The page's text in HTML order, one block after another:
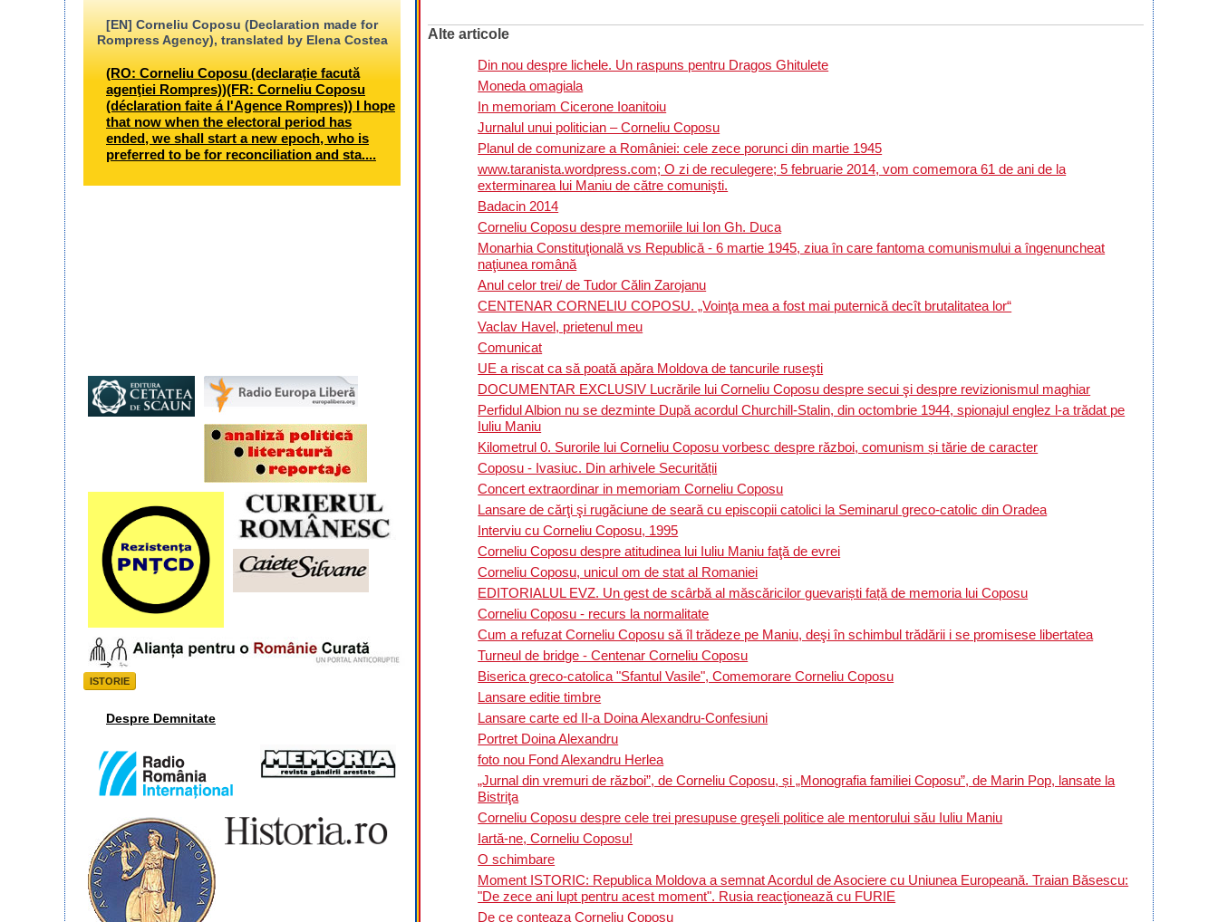
Alte articole
Din nou despre lichele. Un raspuns pentru Dragos Ghitulete
Moneda omagiala
In memoriam Cicerone Ioanitoiu
Jurnalul unui politician – Corneliu Coposu
Planul de comunizare a României: cele zece porunci din martie 1945
www.taranista.wordpress.com; O zi de reculegere; 5 februarie 2014, vom comemora 61 de ani de la
exterminarea lui Maniu de către comunişti.
Badacin 2014
Corneliu Coposu despre memoriile lui Ion Gh. Duca
Monarhia Constituţională vs Republică - 6 martie 1945, ziua în care fantoma comunismului a îngenuncheat
naţiunea română
Anul celor trei/ de Tudor Călin Zarojanu
CENTENAR CORNELIU COPOSU. „Voinţa mea a fost mai puternică decît brutalitatea lor“
Vaclav Havel, prietenul meu
Comunicat
UE a riscat ca să poată apăra Moldova de tancurile ruseşti
DOCUMENTAR EXCLUSIV Lucrările lui Corneliu Coposu despre secui şi despre revizionismul maghiar
Perfidul Albion nu se dezminte După acordul Churchill-Stalin, din octombrie 1944, spionajul englez l-a trădat pe
Iuliu Maniu
Kilometrul 0. Surorile lui Corneliu Coposu vorbesc despre război, comunism și tărie de caracter
Coposu - Ivasiuc. Din arhivele Securității
Concert extraordinar in memoriam Corneliu Coposu
Lansare de cărţi şi rugăciune de seară cu episcopii catolici la Seminarul greco-catolic din Oradea
Interviu cu Corneliu Coposu, 1995
Corneliu Coposu despre atitudinea lui Iuliu Maniu faţă de evrei
Corneliu Coposu, unicul om de stat al Romaniei
EDITORIALUL EVZ. Un gest de scârbă al măscăricilor guevariști față de memoria lui Coposu
Corneliu Coposu - recurs la normalitate
Cum a refuzat Corneliu Coposu să îl trădeze pe Maniu, deşi în schimbul trădării i se promisese libertatea
Turneul de bridge - Centenar Corneliu Coposu
Biserica greco-catolica "Sfantul Vasile", Comemorare Corneliu Coposu
Lansare editie timbre
Lansare carte ed II-a Doina Alexandru-Confesiuni
Portret Doina Alexandru
foto nou Fond Alexandru Herlea
„Jurnal din vremuri de război”, de Corneliu Coposu, și „Monografia familiei Coposu”, de Marin Pop, lansate la
Bistriţa
Corneliu Coposu despre cele trei presupuse greşeli politice ale mentorului său Iuliu Maniu
Iartă-ne, Corneliu Coposu!
O schimbare
Moment ISTORIC: Republica Moldova a semnat Acordul de Asociere cu Uniunea Europeană. Traian Băsescu:
"De zece ani lupt pentru acest moment". Rusia reacţionează cu FURIE
De ce conteaza Corneliu Coposu
[EN] Corneliu Coposu (Declaration made for
Rompress Agency), translated by Elena Costea
(RO: Corneliu Coposu (declaraţie facută
agenţiei Rompres))(FR: Corneliu Coposu
(déclaration faite á l'Agence Rompres)) I hope
that now when the electoral period has
ended, we shall start a new epoch, who is
preferred to be for reconciliation and sta....
ISTORIE
Despre Demnitate